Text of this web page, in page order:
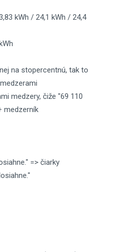
kWh / 24,1 kWh / 24,4
na stopercentnú, tak to
medzery, čiže "69 110
medzerník
=> čiarky